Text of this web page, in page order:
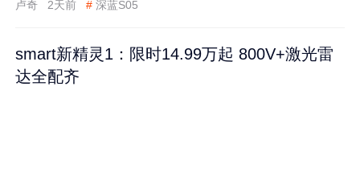
卢奇 2天前 # 深蓝S05
smart新精灵1：限时14.99万起 800V+激光雷
达全配齐